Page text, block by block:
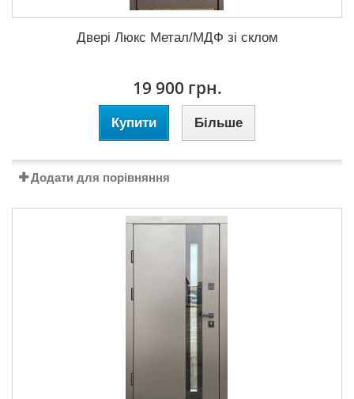
Двері Люкс Метал/МДФ зі склом
19 900 грн.
Купити Більше
Додати для порівняння